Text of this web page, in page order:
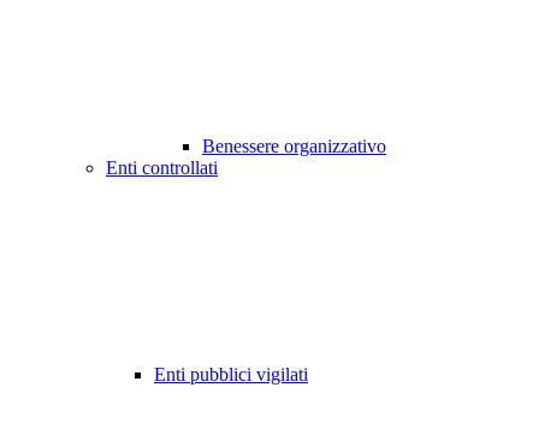
Benessere organizzativo
Enti controllati
Enti pubblici vigilati